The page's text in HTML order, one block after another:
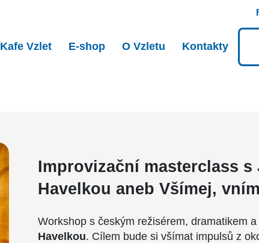
Kafe Vzlet E-shop O Vzletu Kontakty
Improvizační masterclass s
Havelkou aneb Všímej,
Workshop s českým režisérem, dramatikem a
Havelkou. Cílem bude si všímat impulsů z